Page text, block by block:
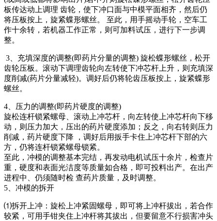
板传达动上调理 齿轮，使下冲口面与中模平面相齐，然后仍
将压板按上，旋紧蝶形螺丝。 至此，用手摇动手轮，空车工
作十余转，若机器工作正常，则可加料试压，进行下一步调
整。
3、充填深度的调整(即药片分量的调整) 旋松蝶形螺丝，松开
齿轮压板。滚动下调理齿轮向左转使下冲芯杆上升，则充填深
度削减(药片分量减轻)。调好后仍将轮齿压板按上，旋紧蝶形
螺丝。
4、压力的调整(即药片硬度的调整)
旋松连杆锁紧螺母、滚动上冲芯杆，向左转使上冲芯杆向下移
动，则压力加大，压出的药片硬度添加；反之，向右转则压力
削减，药片硬度下降 ，调好后用扳手卡住上冲芯杆下部的六
方，仍将连杆锁紧螺母锁紧。
至此，冲模的调整基本完结，再发动电机试压十余片，检查片
重，硬度和表面光洁度等质量如合格，即可投料出产。在出产
进程中、仍须随时检 查药片质量，及时调整。
5、冲模的拆开
⑴拆开上冲：旋松上冲紧固螺母，即可将上冲杆拔出，若合作
较紧，可用手钳夹住上冲杆将其拔出，但要留意不行损害冲头